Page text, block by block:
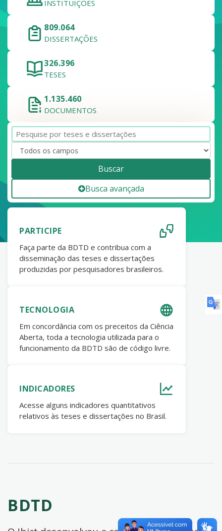
INSTITUIÇÕES
809.064
DISSERTAÇÕES
326.396
TESES
1.135.460
DOCUMENTOS
Buscar
Busca avançada
PARTICIPE
Faça parte da BDTD e contribua com a
disseminação das teses e dissertações
produzidas por pesquisadores brasileiros.
TECNOLOGIA
Em concordância com os preceitos da Ciência
Aberta, toda a tecnologia utilizada para o
funcionamento da BDTD são de código livre.
INDICADORES
Acesse alguns indicadores quantitativos
relativos às teses e dissertações no Brasil.
BDTD